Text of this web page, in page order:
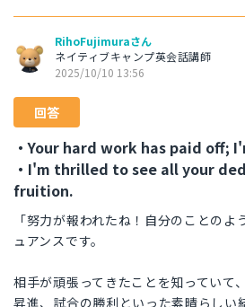
RihoFujimuraさん
ネイティブキャンプ英会話講師
2025/10/10 13:56
回答
・Your hard work has paid off;
・I'm thrilled to see all your
fruition.
「努力が報われたね！自分のことの
ュアンスです。
相手が頑張ってきたことを知っていて
昇進、試合の勝利といった素晴らしい